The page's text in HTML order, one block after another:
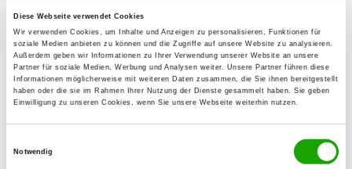
Diese Webseite verwendet Cookies
Wir verwenden Cookies, um Inhalte und Anzeigen zu personalisieren, Funktionen für
soziale Medien anbieten zu können und die Zugriffe auf unsere Website zu analysieren.
Außerdem geben wir Informationen zu Ihrer Verwendung unserer Website an unsere
Partner für soziale Medien, Werbung und Analysen weiter. Unsere Partner führen diese
Informationen möglicherweise mit weiteren Daten zusammen, die Sie ihnen bereitgestellt
haben oder die sie im Rahmen Ihrer Nutzung der Dienste gesammelt haben. Sie geben
Einwilligung zu unseren Cookies, wenn Sie unsere Webseite weiterhin nutzen.
Notwendig